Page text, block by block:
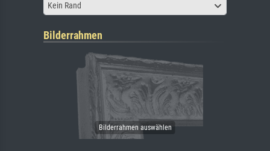
Kein Rand
Bilderrahmen